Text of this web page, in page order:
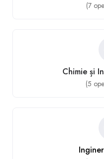
(7
Chimie și
(5